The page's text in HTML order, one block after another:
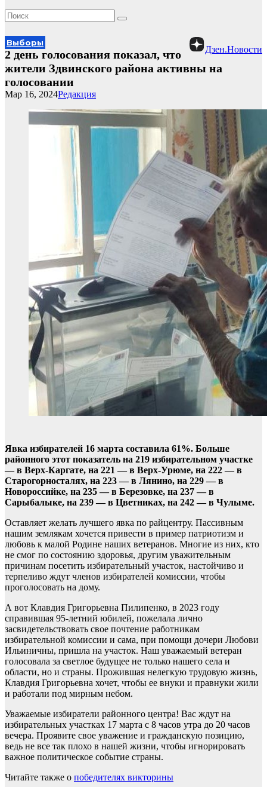
Дзен.Новости
Выборы
2 день голосования показал, что
жители Здвинского района активны на
голосовании
Редакция
Мар 16, 2024
Явка избирателей 16 марта составила 61%. Больше
районного этот показатель на 219 избирательном участке
— в Верх-Каргате, на 221 — в Верх-Урюме, на 222 — в
Старогорносталях, на 223 — в Лянино, на 229 — в
Новороссийке, на 235 — в Березовке, на 237 — в
Сарыбалыке, на 239 — в Цветниках, на 242 — в Чулыме.
Оставляет желать лучшего явка по райцентру. Пассивным
нашим землякам хочется привести в пример патриотизм и
любовь к малой Родине наших ветеранов. Многие из них, кто
не смог по состоянию здоровья, другим уважительным
причинам посетить избирательный участок, настойчиво и
терпеливо ждут членов избирателей комиссии, чтобы
проголосовать на дому.
А вот Клавдия Григорьевна Пилипенко, в 2023 году
справившая 95-летний юбилей, пожелала лично
засвидетельствовать свое почтение работникам
избирательной комиссии и сама, при помощи дочери Любови
Ильиничны, пришла на участок. Наш уважаемый ветеран
голосовала за светлое будущее не только нашего села и
области, но и страны. Прожившая нелегкую трудовую жизнь,
Клавдия Григорьевна хочет, чтобы ее внуки и правнуки жили
и работали под мирным небом.
Уважаемые избиратели районного центра! Вас ждут на
избирательных участках 17 марта с 8 часов утра до 20 часов
вечера. Проявите свое уважение и гражданскую позицию,
ведь не все так плохо в нашей жизни, чтобы игнорировать
важное политическое событие страны.
Читайте также о победителях викторины